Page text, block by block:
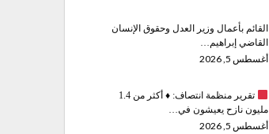
القائم بأعمال وزير العدل وحقوق الإنسان
القاضي إبراهيم…
أغسطس 5, 2026
تقرير منظمة انتصاف: ♦️
أكثر من 1.4
مليون نازح يعيشون في…
أغسطس 5, 2026